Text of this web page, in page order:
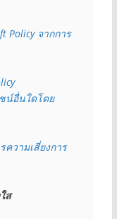
Policy จากการ
น์อื่นใดโดย
ความเสี่ยงการ
ส